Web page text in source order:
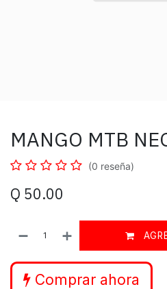
MANGO MTB
(0 reseña)
Q 50.00
Comprar ahora